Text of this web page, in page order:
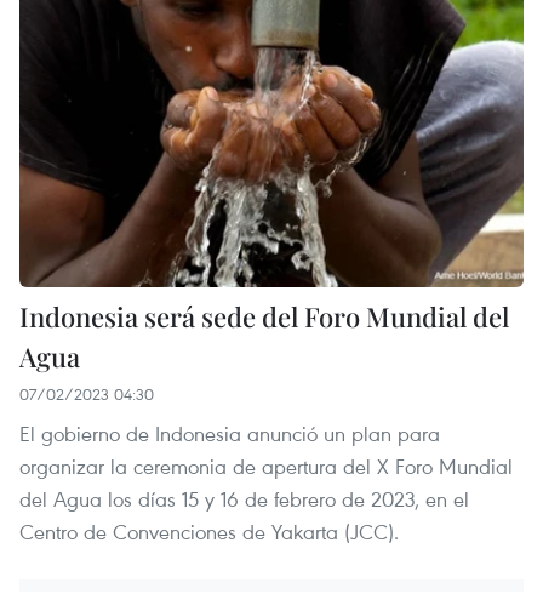
Indonesia será sede del Foro Mundial del
Agua
07/02/2023 04:30
El gobierno de Indonesia anunció un plan para
organizar la ceremonia de apertura del X Foro Mundial
del Agua los días 15 y 16 de febrero de 2023, en el
Centro de Convenciones de Yakarta (JCC).